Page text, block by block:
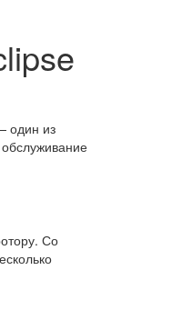
один из
Со